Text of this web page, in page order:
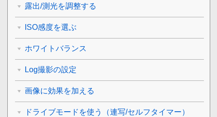
露出/測光を調整する
ISO感度を選ぶ
ホワイトバランス
Log撮影の設定
画像に効果を加える
ドライブモードを使う（連写/セルフタイマー）